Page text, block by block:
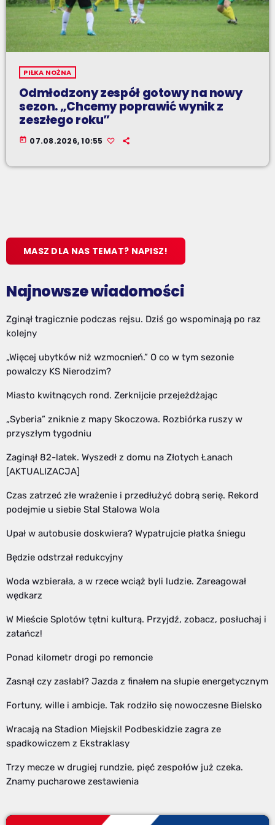
PIŁKA NOŻNA
Odmłodzony zespół gotowy na nowy
sezon. „Chcemy poprawić wynik z
zeszłego roku”
today 07.08.2026, 10:55
MASZ DLA NAS TEMAT? NAPISZ!
Najnowsze wiadomości
Zginął tragicznie podczas rejsu. Dziś go wspominają po raz
kolejny
„Więcej ubytków niż wzmocnień.” O co w tym sezonie
powalczy KS Nierodzim?
Miasto kwitnących rond. Zerknijcie przejeżdżając
„Syberia” zniknie z mapy Skoczowa. Rozbiórka ruszy w
przyszłym tygodniu
Zaginął 82-latek. Wyszedł z domu na Złotych Łanach
[AKTUALIZACJA]
Czas zatrzeć złe wrażenie i przedłużyć dobrą serię. Rekord
podejmie u siebie Stal Stalowa Wola
Upał w autobusie doskwiera? Wypatrujcie płatka śniegu
Będzie odstrzał redukcyjny
Woda wzbierała, a w rzece wciąż byli ludzie. Zareagował
wędkarz
W Mieście Splotów tętni kulturą. Przyjdź, zobacz, posłuchaj i
zatańcz!
Ponad kilometr drogi po remoncie
Zasnął czy zasłabł? Jazda z finałem na słupie energetycznym
Fortuny, wille i ambicje. Tak rodziło się nowoczesne Bielsko
Wracają na Stadion Miejski! Podbeskidzie zagra ze
spadkowiczem z Ekstraklasy
Trzy mecze w drugiej rundzie, pięć zespołów już czeka.
Znamy pucharowe zestawienia